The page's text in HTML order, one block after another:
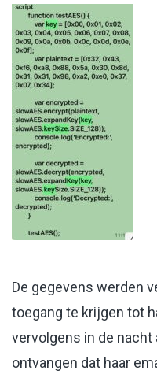
De gegevens werden
toegang te krijgen tot
vervolgens in de
ontvangen dat haar